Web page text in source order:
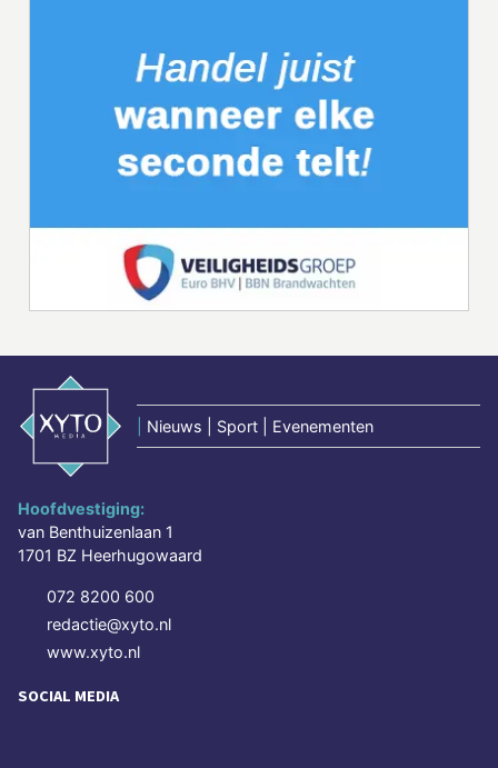
Nieuws | Sport | Evenementen
Hoofdvestiging:
van Benthuizenlaan 1
1701 BZ Heerhugowaard
072 8200 600
redactie@xyto.nl
www.xyto.nl
SOCIAL MEDIA